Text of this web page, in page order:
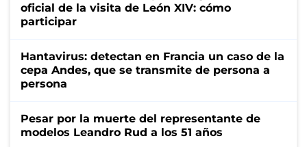
oficial de la visita de León XIV: cómo
participar
Hantavirus: detectan en Francia un caso de la
cepa Andes, que se transmite de persona a
persona
Pesar por la muerte del representante de
modelos Leandro Rud a los 51 años